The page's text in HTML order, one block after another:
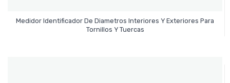
Medidor Identificador De Diametros Interiores Y Exteriores Para
Tornillos Y Tuercas
Leer Más